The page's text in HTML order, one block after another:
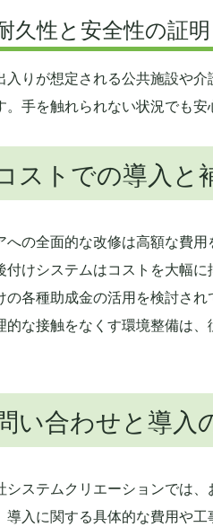
久性と安全性の証明
入りが想定される公共施設や
。手を触れられない状況でも安
ストでの導入と
への全面的な改修は高額な費
付けシステムはコストを大幅
の各種助成金の活用を検討さ
的な接触をなくす環境整備は
い合わせと導入
システムクリエーションでは
導入に関する具体的な費用や